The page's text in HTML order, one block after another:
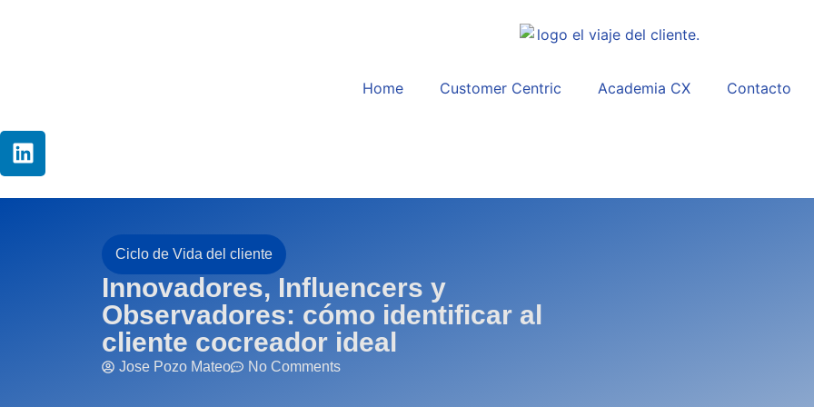
Home Customer Centric Academia CX Contacto
Ciclo de Vida del cliente
Innovadores, Influencers y
Observadores: cómo identificar al
cliente cocreador ideal
Jose Pozo Mateo No Comments